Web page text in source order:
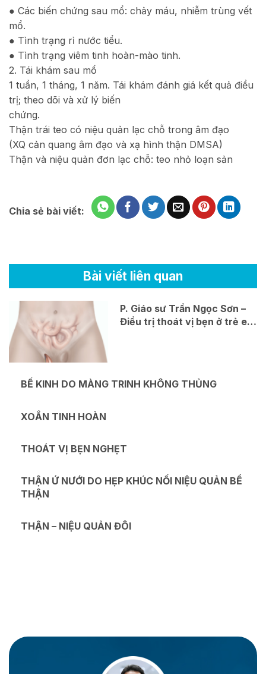
● Các biến chứng sau mổ: chảy máu, nhiễm trùng vết
mổ.
● Tình trạng rỉ nước tiểu.
● Tình trạng viêm tinh hoàn-mào tinh.
2. Tái khám sau mổ
1 tuần, 1 tháng, 1 năm. Tái khám đánh giá kết quả điều
trị; theo dõi và xử lý biến
chứng.
Thận trái teo có niệu quản lạc chỗ trong âm đạo
(XQ cản quang âm đạo và xạ hình thận DMSA)
Thận và niệu quản đơn lạc chỗ: teo nhỏ loạn sản
Chia sẻ bài viết:
Bài viết liên quan
P. Giáo sư Trần Ngọc Sơn –
Điều trị thoát vị bẹn ở trẻ em
BẾ KINH DO MÀNG TRINH KHÔNG THỦNG
XOẮN TINH HOÀN
THOÁT VỊ BẸN NGHẸT
THẬN Ứ NƯỚI DO HẸP KHÚC NỐI NIỆU QUẢN BỂ
THẬN
THẬN – NIỆU QUẢN ĐÔI